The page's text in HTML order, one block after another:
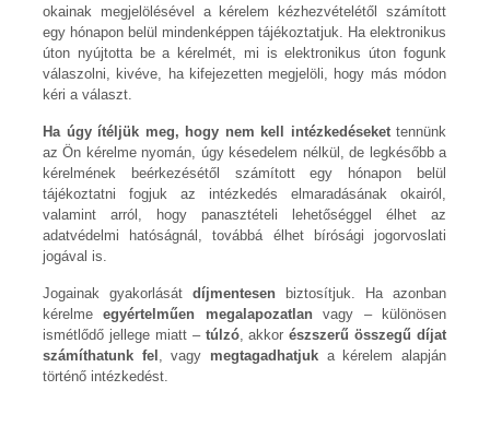
okainak megjelölésével a kérelem kézhezvételétől számított
egy hónapon belül mindenképpen tájékoztatjuk. Ha elektronikus
úton nyújtotta be a kérelmét, mi is elektronikus úton fogunk
válaszolni, kivéve, ha kifejezetten megjelöli, hogy más módon
kéri a választ.
Ha úgy ítéljük meg, hogy nem kell intézkedésekettennünk
az Ön kérelme nyomán, úgy késedelem nélkül, de legkésőbb a
kérelmének beérkezésétől számított egy hónapon belül
tájékoztatni fogjuk az intézkedés elmaradásának okairól,
valamint arról, hogy panasztételi lehetőséggel élhet az
adatvédelmi hatóságnál, továbbá élhet bírósági jogorvoslati
jogával is.
Jogainak gyakorlását díjmentesen biztosítjuk. Ha azonban
kérelmeegyértelműen megalapozatlanvagy – különösen
ismétlődő jellege miatt – túlzó, akkorészszerű összegű díjat
számíthatunk fel , vagy megtagadhatjuk a kérelem alapján
történő intézkedést.